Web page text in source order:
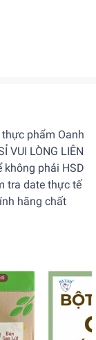
phẩm Oanh
VUI LÒNG LIÊN
không phải HSD
tra date thực tế
hãng chất